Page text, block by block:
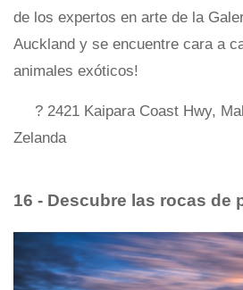
de los expertos en arte de la
Auckland y se encuentre cara a
animales exóticos!
? 2421 Kaipara Coast Hwy,
Zelanda
16 - Descubre las rocas de